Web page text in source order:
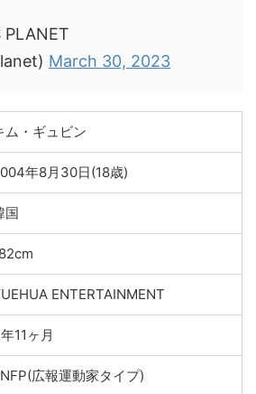
March 30, 2023
ム・ギュビン
年8月30日(18歳)
国
ENTERTAINMENT
11ヶ月
広報運動家タイプ)